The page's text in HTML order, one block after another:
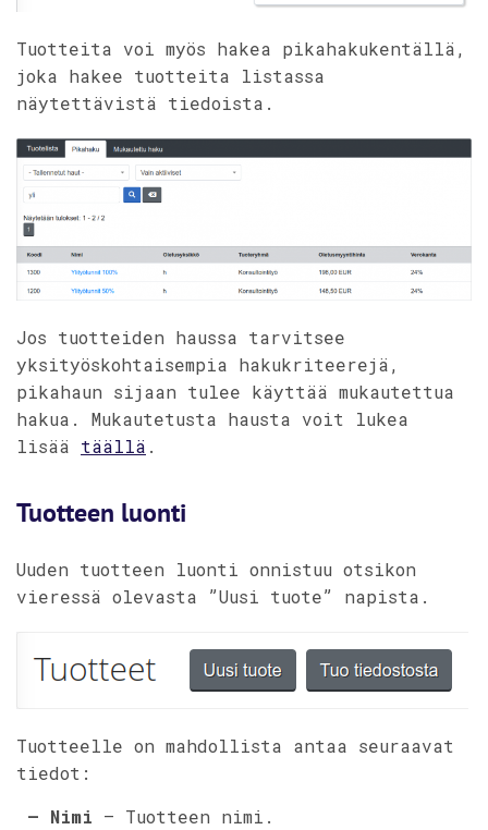
Tuotteita voi myös hakea pikahakukentällä,
joka hakee tuotteita listassa
näytettävistä tiedoista.
Jos tuotteiden haussa tarvitsee
yksityöskohtaisempia hakukriteerejä,
pikahaun sijaan tulee käyttää mukautettua
hakua. Mukautetusta hausta voit lukea
lisää täällä .
Tuotteen luonti
Uuden tuotteen luonti onnistuu otsikon
vieressä olevasta ”Uusi tuote” napista.
Tuotteelle on mahdollista antaa seuraavat
tiedot:
– Nimi – Tuotteen nimi.